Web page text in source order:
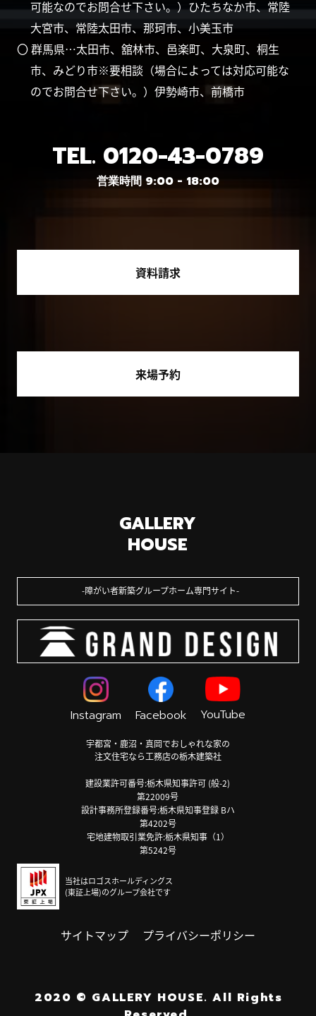
可能なのでお問合せ下さい。）ひたちなか市、常陸
大宮市、常陸太田市、那珂市、小美玉市
〇 群馬県…太田市、舘林市、邑楽町、大泉町、桐生
市、みどり市※要相談（場合によっては対応可能な
のでお問合せ下さい。）伊勢崎市、前橋市
TEL. 0120-43-0789
営業時間 9:00 - 18:00
資料請求
来場予約
GALLERY
HOUSE
障がい者新築グループホーム専門サイト
Instagram Facebook YouTube
宇都宮・鹿沼・真岡でおしゃれな家の
注文住宅なら工務店の栃木建築社
建設業許可番号:栃木県知事許可 (般-2)
第22009号
設計事務所登録番号:栃木県知事登録 Bハ
第4202号
宅地建物取引業免許:栃木県知事（1）
第5242号
当社はロゴスホールディングス
(東証上場)のグループ会社です
サイトマップ プライバシーポリシー
2020 © GALLERY HOUSE. All Rights